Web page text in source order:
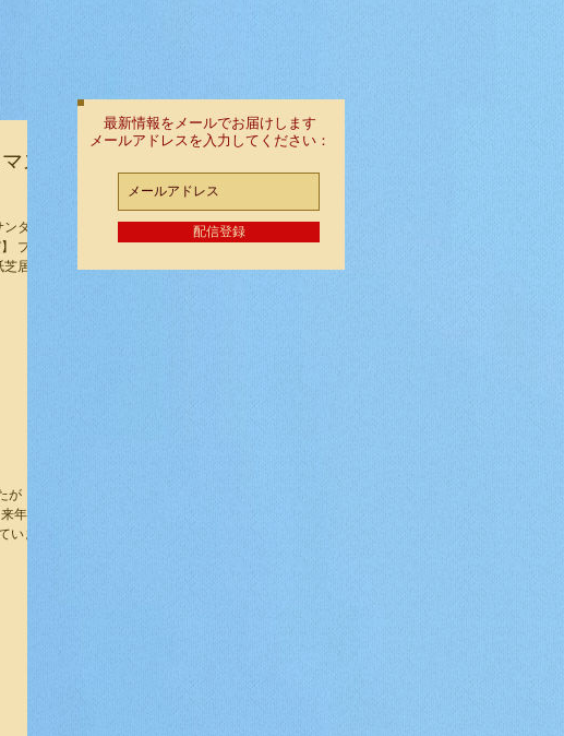
ス
タさ
プレ
居 素
が 子
年も１
います
最新情報をメールでお届けします
メールアドレスを入力してください：
配信登録